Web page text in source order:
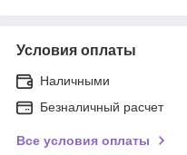
Условия оплаты
Наличными
Безналичный расчет
Все условия оплаты